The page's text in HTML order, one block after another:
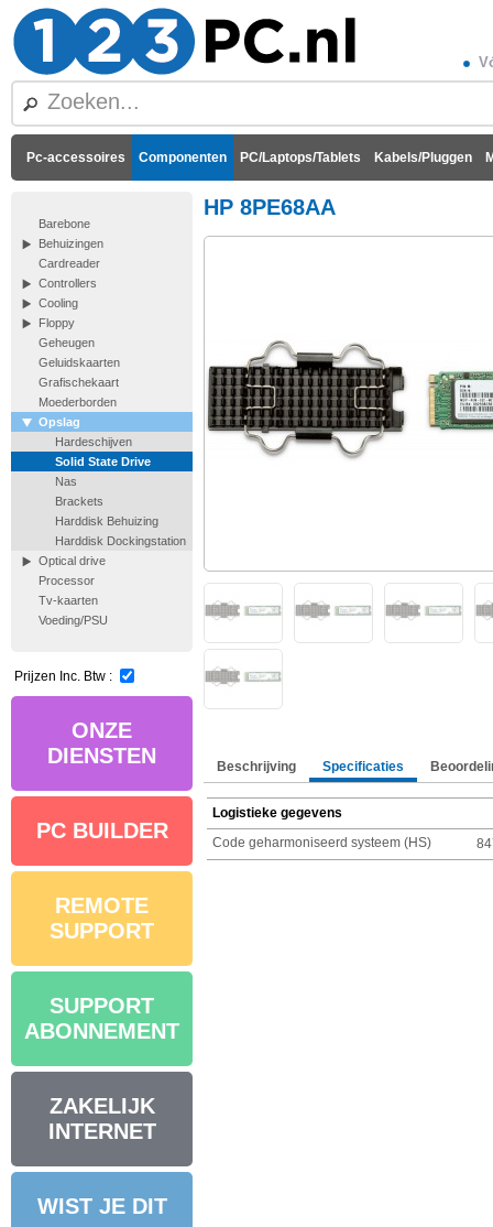
Pc-accessoires Componenten PC/Laptops/Tablets Kabels/Pluggen
Barebone
Behuizingen
Cardreader
Controllers
Cooling
Floppy
Geheugen
Geluidskaarten
Grafischekaart
Moederborden
Opslag
Hardeschijven
Solid State Drive
Nas
Brackets
Harddisk Behuizing
Harddisk Dockingstation
Optical drive
Processor
Tv-kaarten
Voeding/PSU
Prijzen Inc. Btw :
ONZE
DIENSTEN
PC BUILDER
REMOTE
SUPPORT
SUPPORT
ABONNEMENT
ZAKELIJK
INTERNET
WIST JE DIT
HP 8PE68AA
Beschrijving Specificaties
Logistieke gegevens
Code geharmoniseerd systeem (HS)